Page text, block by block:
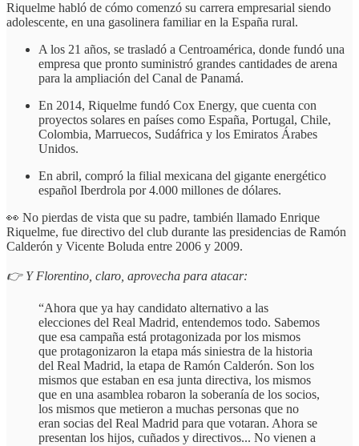
Riquelme habló de cómo comenzó su carrera empresarial siendo
adolescente, en una gasolinera familiar en la España rural.
A los 21 años, se trasladó a Centroamérica, donde fundó una
empresa que pronto suministró grandes cantidades de arena
para la ampliación del Canal de Panamá.
En 2014, Riquelme fundó Cox Energy, que cuenta con
proyectos solares en países como España, Portugal, Chile,
Colombia, Marruecos, Sudáfrica y los Emiratos Árabes
Unidos.
En abril, compró la filial mexicana del gigante energético
español Iberdrola por 4.000 millones de dólares.
👀 No pierdas de vista que su padre, también llamado Enrique
Riquelme, fue directivo del club durante las presidencias de Ramón
Calderón y Vicente Boluda entre 2006 y 2009.
👉 Y Florentino, claro, aprovecha para atacar:
“Ahora que ya hay candidato alternativo a las
elecciones del Real Madrid, entendemos todo. Sabemos
que esa campaña está protagonizada por los mismos
que protagonizaron la etapa más siniestra de la historia
del Real Madrid, la etapa de Ramón Calderón. Son los
mismos que estaban en esa junta directiva, los mismos
que en una asamblea robaron la soberanía de los socios,
los mismos que metieron a muchas personas que no
eran socias del Real Madrid para que votaran. Ahora se
presentan los hijos, cuñados y directivos... No vienen a